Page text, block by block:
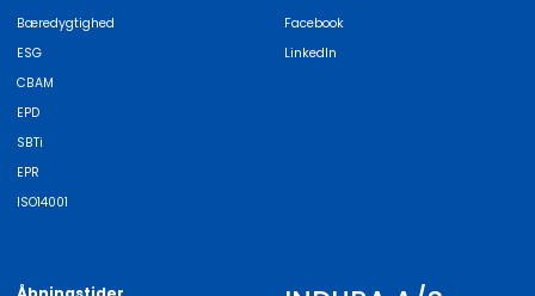
Bæredygtighed
ESG
CBAM
EPD
SBTi
EPR
ISO14001
Facebook
LinkedIn